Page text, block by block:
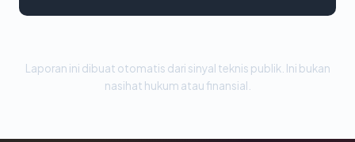
Laporan ini dibuat otomatis dari sinyal teknis publik. Ini bukan
nasihat hukum atau finansial.